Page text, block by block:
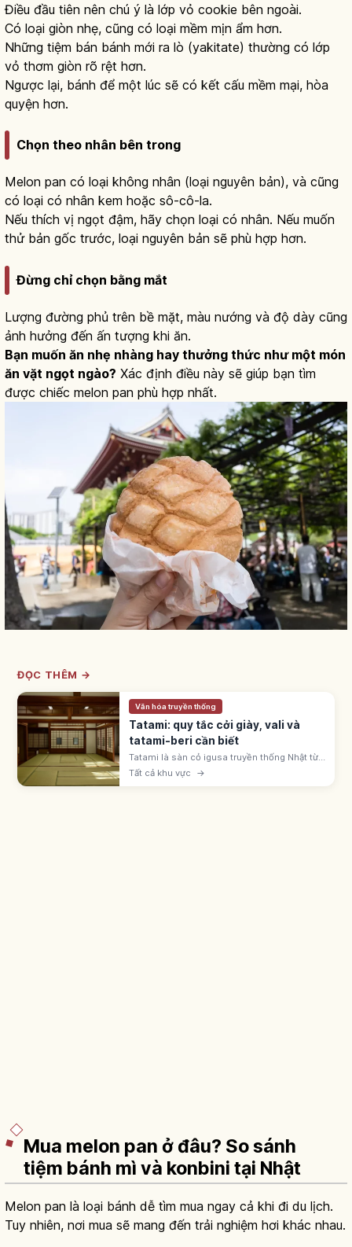
Điều đầu tiên nên chú ý là lớp vỏ cookie bên ngoài.
Có loại giòn nhẹ, cũng có loại mềm mịn ẩm hơn.
Những tiệm bán bánh mới ra lò (yakitate) thường có lớp
vỏ thơm giòn rõ rệt hơn.
Ngược lại, bánh để một lúc sẽ có kết cấu mềm mại, hòa
quyện hơn.
Chọn theo nhân bên trong
Melon pan có loại không nhân (loại nguyên bản), và cũng
có loại có nhân kem hoặc sô-cô-la.
Nếu thích vị ngọt đậm, hãy chọn loại có nhân. Nếu muốn
thử bản gốc trước, loại nguyên bản sẽ phù hợp hơn.
Đừng chỉ chọn bằng mắt
Lượng đường phủ trên bề mặt, màu nướng và độ dày cũng
ảnh hưởng đến ấn tượng khi ăn.
Bạn muốn ăn nhẹ nhàng hay thưởng thức như một món
ăn vặt ngọt ngào? Xác định điều này sẽ giúp bạn tìm
được chiếc melon pan phù hợp nhất.
ĐỌC THÊM →
Văn hóa truyền thống
Tatami: quy tắc cởi giày, vali và
tatami-beri cần biết
Tatami là sàn cỏ igusa truyền thống Nhật từ
thời Muromachi. Cởi giày dép, không kéo
vali, tránh giẫm viền tatami-beri; mang tất
Tất cả khu vực →
Mua melon pan ở đâu? So sánh
tiệm bánh mì và konbini tại Nhật
Melon pan là loại bánh dễ tìm mua ngay cả khi đi du lịch.
Tuy nhiên, nơi mua sẽ mang đến trải nghiệm hơi khác nhau.